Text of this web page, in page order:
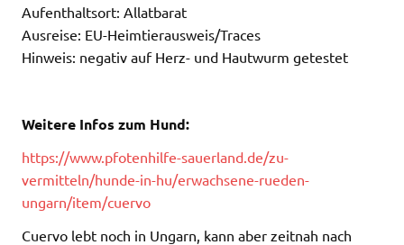
Aufenthaltsort: Allatbarat
Ausreise: EU-Heimtierausweis/Traces
Hinweis: negativ auf Herz- und Hautwurm getestet
Weitere Infos zum Hund:
https://www.pfotenhilfe-sauerland.de/zu-
vermitteln/hunde-in-hu/erwachsene-rueden-
ungarn/item/cuervo
Cuervo lebt noch in Ungarn, kann aber zeitnah nach